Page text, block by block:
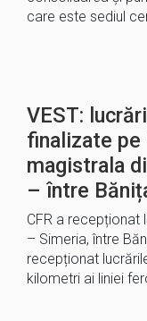
care este sediul
VEST:
finalizate pe
magistrala
– între
CFR a recepționat
– Simeria, între
recepționat
kilometri ai liniei